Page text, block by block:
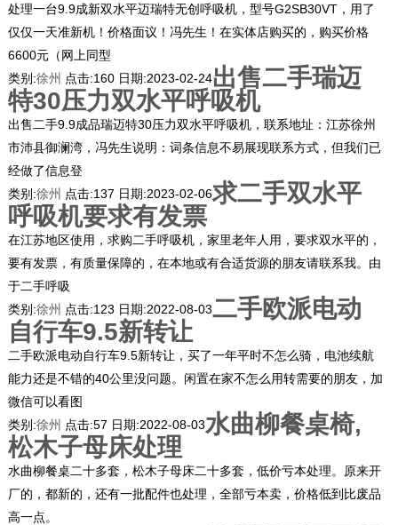
处理一台9.9成新双水平迈瑞特无创呼吸机，型号G2SB30VT，用了
仅仅一天准新机！价格面议！冯先生！在实体店购买的，购买价格
6600元（网上同型
类别:徐州 点击:160 日期:2023-02-24出售二手瑞迈
特30压力双水平呼吸机
出售二手9.9成品瑞迈特30压力双水平呼吸机，联系地址：江苏徐州
市沛县御澜湾，冯先生说明：词条信息不易展现联系方式，但我们已
经做了信息登
类别:徐州 点击:137 日期:2023-02-06求二手双水平
呼吸机要求有发票
在江苏地区使用，求购二手呼吸机，家里老年人用，要求双水平的，
要有发票，有质量保障的，在本地或有合适货源的朋友请联系我。由
于二手呼吸
类别:徐州 点击:123 日期:2022-08-03二手欧派电动
自行车9.5新转让
二手欧派电动自行车9.5新转让，买了一年平时不怎么骑，电池续航
能力还是不错的40公里没问题。闲置在家不怎么用转需要的朋友，加
微信可以看图
类别:徐州 点击:57 日期:2022-08-03水曲柳餐桌椅,
松木子母床处理
水曲柳餐桌二十多套，松木子母床二十多套，低价亏本处理。原来开
厂的，都新的，还有一批配件也处理，全部亏本卖，价格低到比废品
高一点。